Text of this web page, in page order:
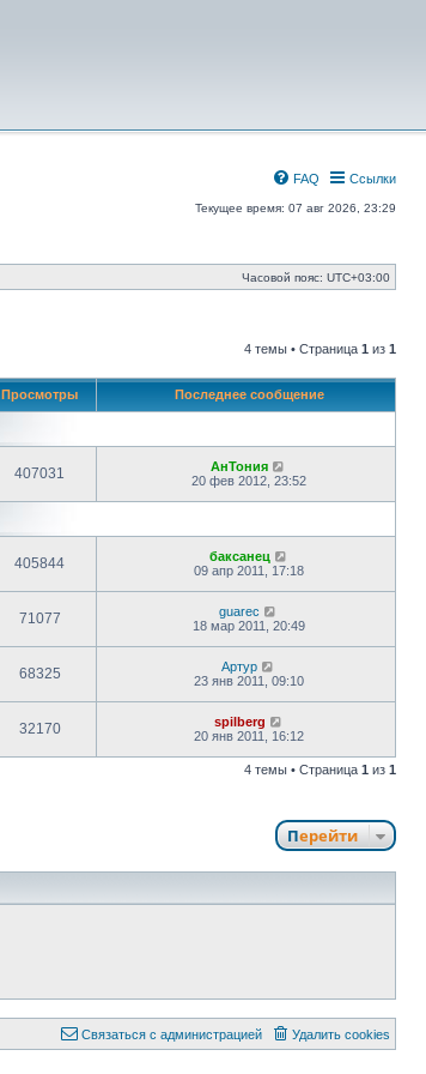
Ссылки
FAQ
Текущее время: 07 авг 2026, 23:29
Часовой пояс: UTC+03:00
4 темы • Страница 1 из 1
Просмотры Последнее сообщение
407031
АнТония
20 фев 2012, 23:52
405844
баксанец
09 апр 2011, 17:18
71077
guarec
18 мар 2011, 20:49
68325
Артур
23 янв 2011, 09:10
32170
spilberg
20 янв 2011, 16:12
4 темы • Страница 1 из 1
Перейти
Удалить cookies
Связаться с администрацией